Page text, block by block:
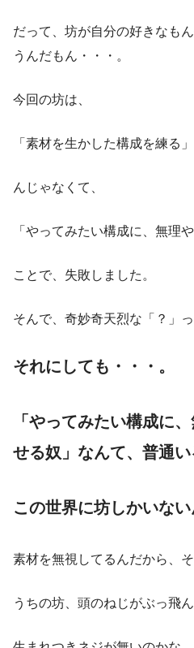
だって、坊が自分の好きなも
うんだもん・・・。
今回の坊は、
「素材を生かした構成を練る」
んじゃなくて、
「やってみたい構成に、無理
ことで、失敗しました。
そんで、奇妙奇天烈な「？」
それにしても・・・。
「やってみたい構成に
せる奴」なんて、普通
この世界に坊しかいない
素材を無視してるんだから、そ
うちの坊、頭のねじがぶっ飛